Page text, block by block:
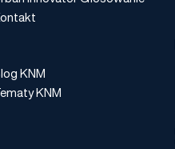
KNM
KNM